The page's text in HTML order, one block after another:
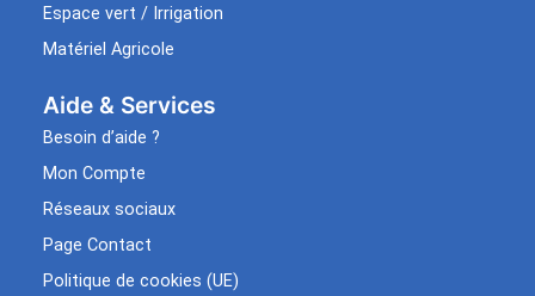
Espace vert / Irrigation
Matériel Agricole
Aide & Services​
Besoin d’aide ?
Mon Compte
Réseaux sociaux
Page Contact
Politique de cookies (UE)